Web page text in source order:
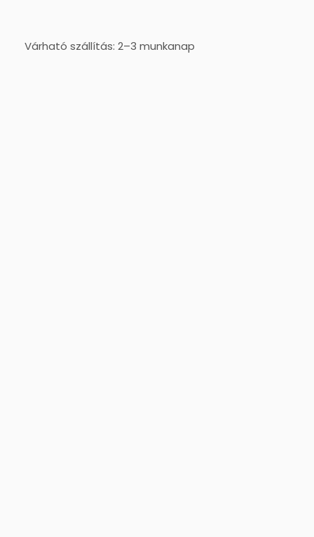
Várható szállítás: 2–3 munkanap